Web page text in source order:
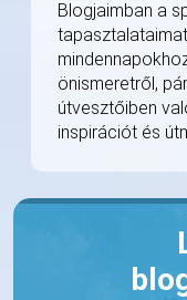
Blogjaimban a
önismeretről,
útvesztőiben
inspirációt és